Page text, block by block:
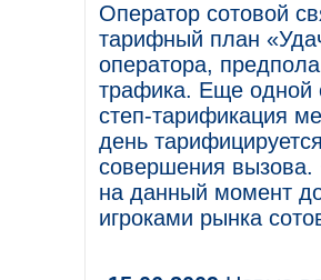
Оператор сотовой
тарифный план
оператора,
трафика. Еще одной
степ-тарификация
день
совершения
на данный момент
игроками рынка